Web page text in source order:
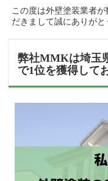
この度は外壁塗装業者
だきまして誠にありがと
弊社MMKは埼玉
で1位を獲得して